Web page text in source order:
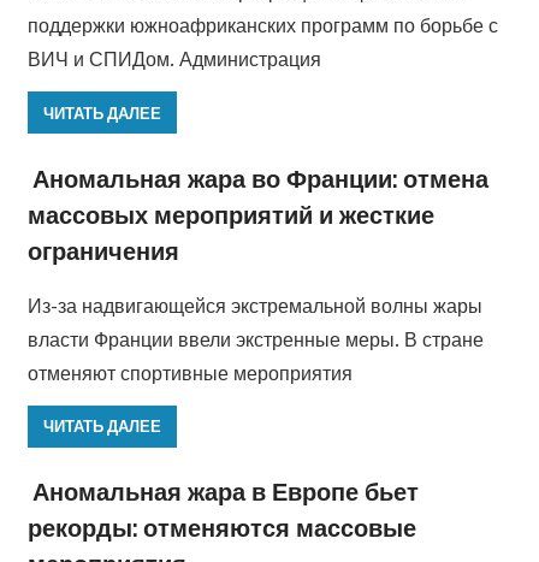
поддержки южноафриканских программ по борьбе с
ВИЧ и СПИДом. Администрация
ЧИТАТЬ ДАЛЕЕ
Аномальная жара во Франции: отмена
массовых мероприятий и жесткие
ограничения
Из-за надвигающейся экстремальной волны жары
власти Франции ввели экстренные меры. В стране
отменяют спортивные мероприятия
ЧИТАТЬ ДАЛЕЕ
Аномальная жара в Европе бьет
рекорды: отменяются массовые